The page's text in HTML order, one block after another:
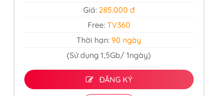
Giá: 285.000 đ
Free: TV360
Thời hạn:90 ngày
(Sử dụng 1,5Gb/ 1ngày)
ĐĂNG KÝ